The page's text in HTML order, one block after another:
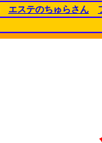
エステのちゅらさん